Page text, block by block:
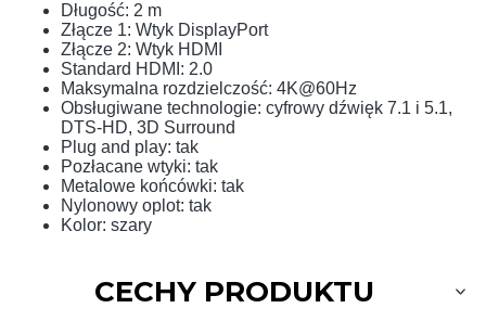
Długość: 2 m
Złącze 1: Wtyk DisplayPort
Złącze 2: Wtyk HDMI
Standard HDMI: 2.0
Maksymalna rozdzielczość: 4K@60Hz
Obsługiwane technologie: cyfrowy dźwięk 7.1 i 5.1,
DTS-HD, 3D Surround
Plug and play: tak
Pozłacane wtyki: tak
Metalowe końcówki: tak
Nylonowy oplot: tak
Kolor: szary
CECHY PRODUKTU